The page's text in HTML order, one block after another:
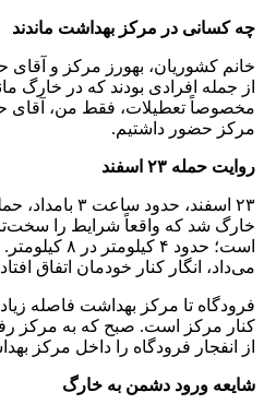
چه کسانی در مرکز بهداشت ماندند
خانم کشوریان، بهورز مرکز و
از جمله افرادی بودند که در خارگ
مخصوصاً تعطیلات، فقط من، آقای
مرکز حضور داشتیم.
روایت حمله ۲۳ اسفند
۲۳ اسفند، حدود
خارگ شد که واقعاً شرایط را
است؛ حدود ۴
می‌داد، انگار کنار خودمان اتفاق
فرودگاه تا مرکز بهداشت فاصله
کنار مرکز است. صبح که به مرکز
از انفجار فرودگاه را داخل مرکز
شایعه ورود دشمن به خارگ